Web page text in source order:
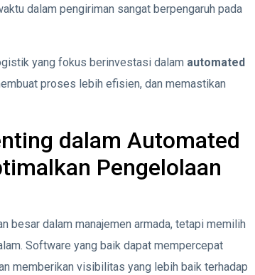
dalam pengiriman sangat berpengaruh pada
yang fokus berinvestasi dalam automated
proses lebih efisien, dan memastikan
dalam Automated
Pengelolaan
besar dalam manajemen armada, tetapi memilih
Software yang baik dapat mempercepat
memberikan visibilitas yang lebih baik terhadap